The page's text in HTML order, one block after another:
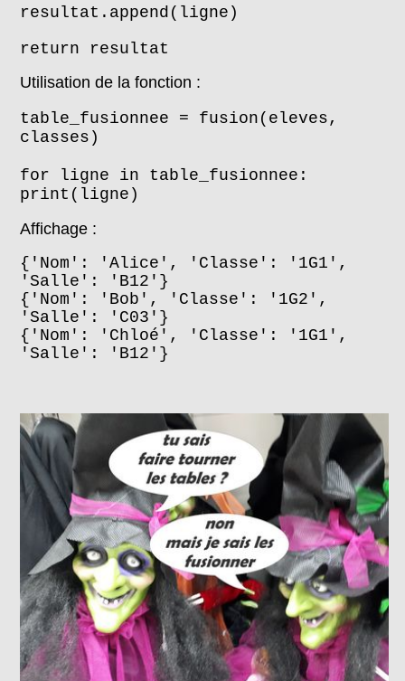
resultat.append(ligne)
return resultat
Utilisation de la fonction :
table_fusionnee = fusion(eleves,
classes)
for ligne in table_fusionnee:
print(ligne)
Affichage :
{'Nom': 'Alice', 'Classe': '1G1',
'Salle': 'B12'}
{'Nom': 'Bob', 'Classe': '1G2',
'Salle': 'C03'}
{'Nom': 'Chloé', 'Classe': '1G1',
'Salle': 'B12'}